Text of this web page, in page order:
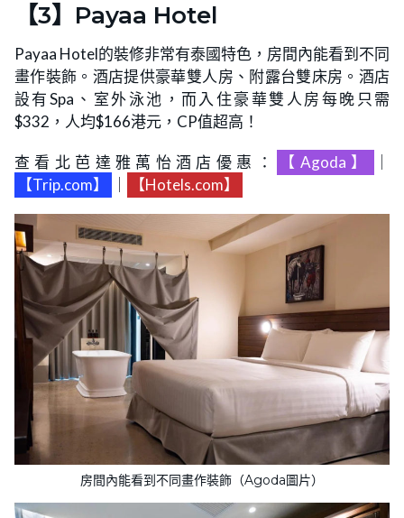
【3】Payaa Hotel
Payaa Hotel的裝修非常有泰國特色，房間內能看到不同
畫作裝飾。酒店提供豪華雙人房、附露台雙床房。酒店
設有Spa、室外泳池，而入住豪華雙人房每晚只需
$332，人均$166港元，CP值超高！
查看北芭達雅萬怡酒店優惠： 【Agoda】
【Trip.com】
【Hotels.com】
房間內能看到不同畫作裝飾（Agoda圖片）